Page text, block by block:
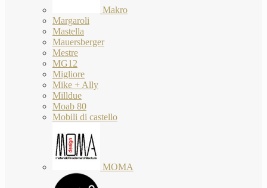
Makro
Margaroli
Mastella
Mauersberger
Mestre
MG12
Migliore
Mike + Ally
Milldue
Moab 80
Mobili di castello
MOMA